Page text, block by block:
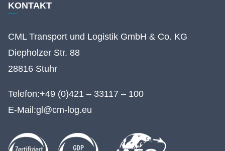
KONTAKT
CML Transport und Logistik GmbH & Co. KG
Diepholzer Str. 88
28816 Stuhr
Telefon:+49 (0)421 – 33117 – 100
E-Mail:gl@cm-log.eu